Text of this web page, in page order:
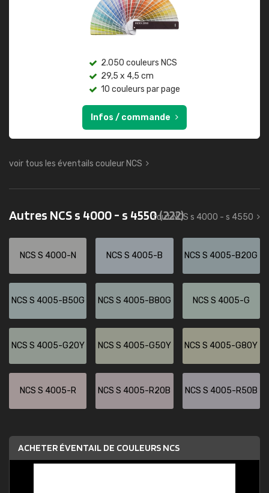
2.050 couleurs NCS
29,5 x 4,5 cm
10 couleurs par page
Infos / commande
voir tous les éventails couleur NCS
Autres NCS s 4000 - s 4550(222)
tout NCS s 4000 - s 4550
NCS S 4000-N NCS S 4005-B NCS S 4005-B20G
NCS S 4005-B50G NCS S 4005-B80G NCS S 4005-G
NCS S 4005-G20Y NCS S 4005-G50Y NCS S 4005-G80Y
NCS S 4005-R NCS S 4005-R20B NCS S 4005-R50B
ACHETER ÉVENTAIL DE COULEURS NCS